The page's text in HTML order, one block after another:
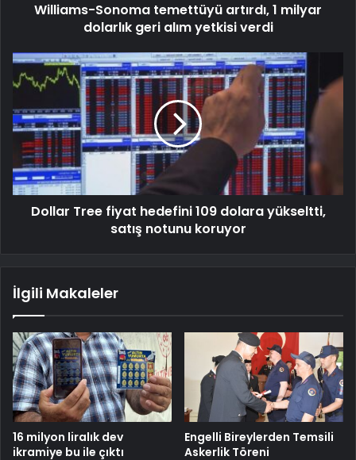
Williams-Sonoma temettüyü artırdı, 1 milyar
dolarlık geri alım yetkisi verdi
Dollar Tree fiyat hedefini 109 dolara yükseltti,
satış notunu koruyor
İlgili Makaleler
16 milyon liralık dev
ikramiye bu ile çıktı
Engelli Bireylerden Temsili
Askerlik Töreni